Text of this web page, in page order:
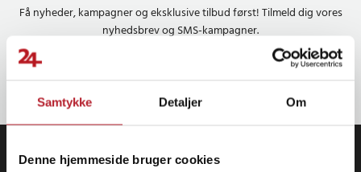
Samtykke Detaljer Om
Denne hjemmeside bruger cookies
Få nyheder, kampagner og eksklusive tilbud først! Tilmeld dig vores
nyhedsbrev og SMS-kampagner.